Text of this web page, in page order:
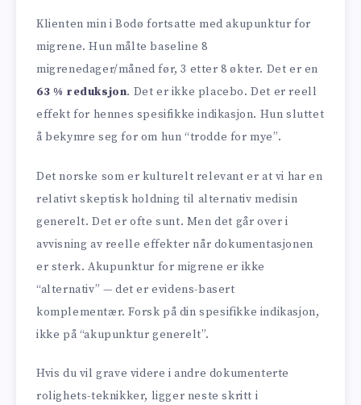
Klienten min i Bodø fortsatte med akupunktur for
migrene. Hun målte baseline 8
migrenedager/måned før, 3 etter 8 økter. Det er en
63 % reduksjon. Det er ikke placebo. Det er reell
effekt for hennes spesifikke indikasjon. Hun sluttet
å bekymre seg for om hun “trodde for mye”.
Det norske som er kulturelt relevant er at vi har en
relativt skeptisk holdning til alternativ medisin
generelt. Det er ofte sunt. Men det går over i
avvisning av reelle effekter når dokumentasjonen
er sterk. Akupunktur for migrene er ikke
“alternativ” — det er evidens-basert
komplementær. Forsk på din spesifikke indikasjon,
ikke på “akupunktur generelt”.
Hvis du vil grave videre i andre dokumenterte
rolighets-teknikker, ligger neste skritt i